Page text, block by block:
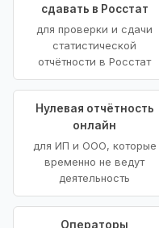
сдавать в Росстат
для проверки и сдачи
статистической
отчётности в Росстат
Нулевая отчётность
онлайн
для ИП и ООО, которые
временно не ведут
деятельность
Операторы